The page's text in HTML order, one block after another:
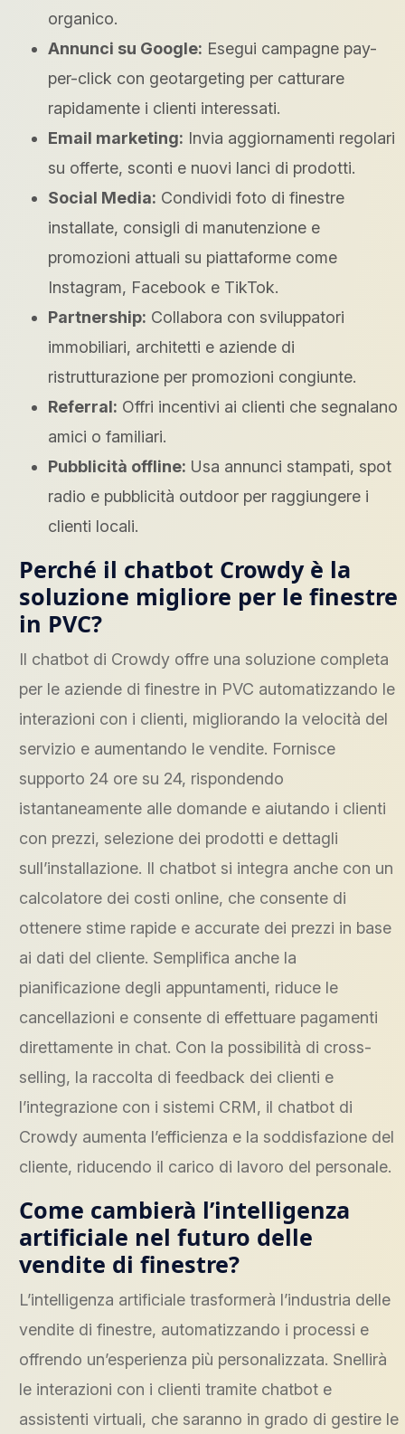
organico.
Annunci su Google: Esegui campagne pay-
per-click con geotargeting per catturare
rapidamente i clienti interessati.
Email marketing: Invia aggiornamenti regolari
su offerte, sconti e nuovi lanci di prodotti.
Social Media: Condividi foto di finestre
installate, consigli di manutenzione e
promozioni attuali su piattaforme come
Instagram, Facebook e TikTok.
Partnership: Collabora con sviluppatori
immobiliari, architetti e aziende di
ristrutturazione per promozioni congiunte.
Referral: Offri incentivi ai clienti che segnalano
amici o familiari.
Pubblicità offline: Usa annunci stampati, spot
radio e pubblicità outdoor per raggiungere i
clienti locali.
Perché il chatbot Crowdy è la
soluzione migliore per le finestre
in PVC?
Il chatbot di Crowdy offre una soluzione completa
per le aziende di finestre in PVC automatizzando le
interazioni con i clienti, migliorando la velocità del
servizio e aumentando le vendite. Fornisce
supporto 24 ore su 24, rispondendo
istantaneamente alle domande e aiutando i clienti
con prezzi, selezione dei prodotti e dettagli
sull’installazione. Il chatbot si integra anche con un
calcolatore dei costi online, che consente di
ottenere stime rapide e accurate dei prezzi in base
ai dati del cliente. Semplifica anche la
pianificazione degli appuntamenti, riduce le
cancellazioni e consente di effettuare pagamenti
direttamente in chat. Con la possibilità di cross-
selling, la raccolta di feedback dei clienti e
l’integrazione con i sistemi CRM, il chatbot di
Crowdy aumenta l’efficienza e la soddisfazione del
cliente, riducendo il carico di lavoro del personale.
Come cambierà l’intelligenza
artificiale nel futuro delle
vendite di finestre?
L’intelligenza artificiale trasformerà l’industria delle
vendite di finestre, automatizzando i processi e
offrendo un’esperienza più personalizzata. Snellirà
le interazioni con i clienti tramite chatbot e
assistenti virtuali, che saranno in grado di gestire le